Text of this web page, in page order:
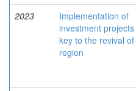
2023
Implementation of
investment
key to the revival
region